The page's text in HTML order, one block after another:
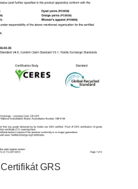
Certifikát GRS